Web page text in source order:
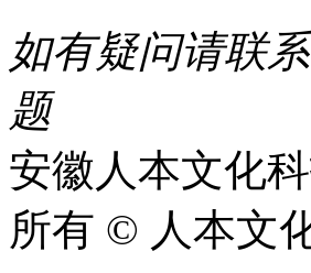
如有疑问请联
题​
安徽人本文化
所有 © 人本文